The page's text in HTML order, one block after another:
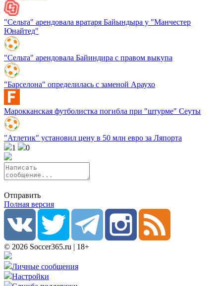
"Сельта" арендовала вратаря Байындыра у "Манчестер
Юнайтед"
"Сельта" арендовала Байиндира с правом выкупа
"Барселона" определилась с заменой Араухо
Марокканская футболистка погибла при "штурме" Сеуты
"Атлетик" установил цену в 50 млн евро за Ляпорта
1
0
Отправить
Полная версия
© 2026 Soccer365.ru | 18+
Личные сообщения
Настройки